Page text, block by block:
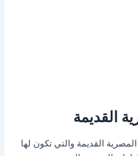
القديمة
القديمة والتي تكون لها